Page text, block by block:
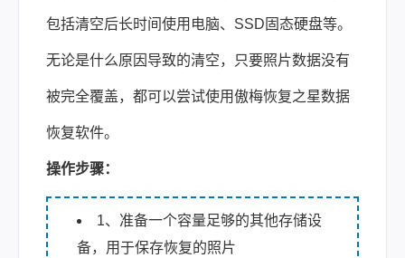
包括清空后长时间使用电脑、SSD固态硬盘等。
无论是什么原因导致的清空，只要照片数据没有
被完全覆盖，都可以尝试使用傲梅恢复之星数据
恢复软件。
操作步骤：
1、准备一个容量足够的其他存储设
备，用于保存恢复的照片